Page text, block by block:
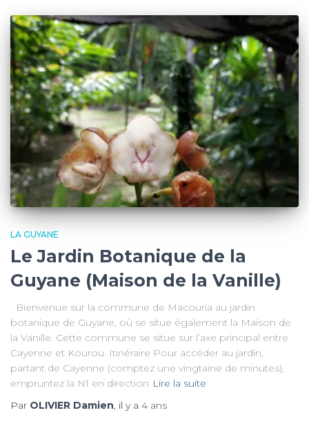
LA GUYANE
Le Jardin Botanique de la
Guyane (Maison de la Vanille)
Bienvenue sur la commune de Macouria au jardin
botanique de Guyane, où se situe également la Maison de
la Vanille. Cette commune se situe sur l’axe principal entre
Cayenne et Kourou. Itinéraire Pour accéder au jardin,
partant de Cayenne (comptez une vingtaine de minutes),
empruntez la N1 en direction Lire la suite
Par OLIVIER Damien, il y a 4 ans